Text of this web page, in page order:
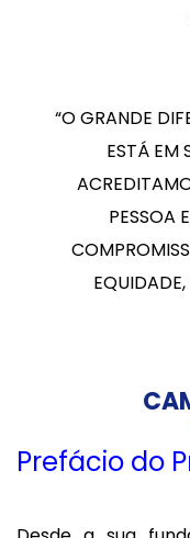
“O GRANDE
ESTÁ EM
PESSOA
Prefácio do